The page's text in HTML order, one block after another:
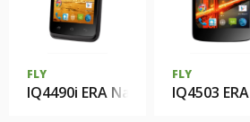
FLY
IQ4490i ERA Nano 10
FLY
IQ4503